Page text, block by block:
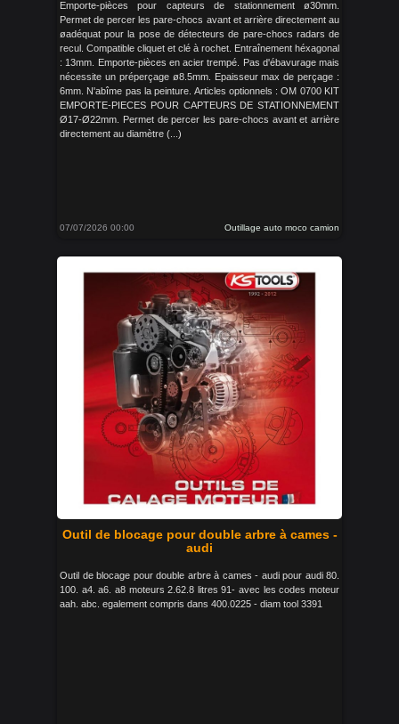
Emporte-pièces pour capteurs de stationnement ø30mm.
Permet de percer les pare-chocs avant et arrière directement au
øadéquat pour la pose de détecteurs de pare-chocs radars de
recul. Compatible cliquet et clé à rochet. Entraînement héxagonal
: 13mm. Emporte-pièces en acier trempé. Pas d'ébavurage mais
nécessite un préperçage ø8.5mm. Epaisseur max de perçage :
6mm. N'abîme pas la peinture. Articles optionnels : OM 0700 KIT
EMPORTE-PIECES POUR CAPTEURS DE STATIONNEMENT
Ø17-Ø22mm. Permet de percer les pare-chocs avant et arrière
directement au diamètre (...)
07/07/2026 00:00 Outillage auto moco camion
Outil de blocage pour double arbre à cames -
audi
Outil de blocage pour double arbre à cames - audi pour audi 80.
100. a4. a6. a8 moteurs 2.62.8 litres 91- avec les codes moteur
aah. abc. egalement compris dans 400.0225 - diam tool 3391